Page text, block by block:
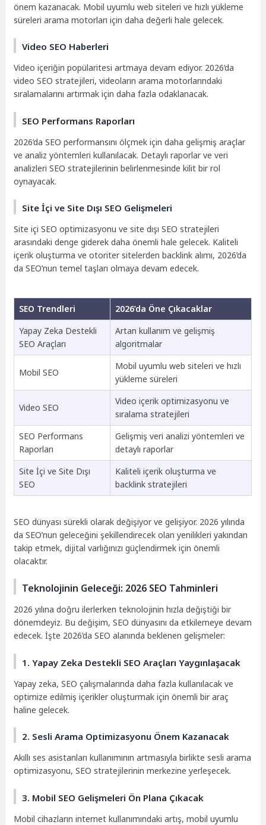
önem kazanacak. Mobil uyumlu web siteleri ve hızlı yükleme
süreleri arama motorları için daha değerli hale gelecek.
Video SEO Haberleri
Video içeriğin popülaritesi artmaya devam ediyor. 2026’da
video SEO stratejileri, videoların arama motorlarındaki
sıralamalarını artırmak için daha fazla odaklanacak.
SEO Performans Raporları
2026’da SEO performansını ölçmek için daha gelişmiş araçlar
ve analiz yöntemleri kullanılacak. Detaylı raporlar ve veri
analizleri SEO stratejilerinin belirlenmesinde kilit bir rol
oynayacak.
Site İçi ve Site Dışı SEO Gelişmeleri
Site içi SEO optimizasyonu ve site dışı SEO stratejileri
arasındaki denge giderek daha önemli hale gelecek. Kaliteli
içerik oluşturma ve otoriter sitelerden backlink alımı, 2026’da
da SEO’nun temel taşları olmaya devam edecek.
SEO Trendleri
2026’da Öne Çıkacaklar
Yapay Zeka Destekli
SEO Araçları
Artan kullanım ve gelişmiş
algoritmalar
Mobil SEO
Mobil uyumlu web siteleri ve hızlı
yükleme süreleri
Video SEO
Video içerik optimizasyonu ve
sıralama stratejileri
SEO Performans
Raporları
Gelişmiş veri analizi yöntemleri ve
detaylı raporlar
Site İçi ve Site Dışı
SEO
Kaliteli içerik oluşturma ve
backlink stratejileri
SEO dünyası sürekli olarak değişiyor ve gelişiyor. 2026 yılında
da SEO’nun geleceğini şekillendirecek olan yenilikleri yakından
takip etmek, dijital varlığınızı güçlendirmek için önemli
olacaktır.
Teknolojinin Geleceği: 2026 SEO Tahminleri
2026 yılına doğru ilerlerken teknolojinin hızla değiştiği bir
dönemdeyiz. Bu değişim, SEO dünyasını da etkilemeye devam
edecek. İşte 2026’da SEO alanında beklenen gelişmeler:
1. Yapay Zeka Destekli SEO Araçları Yaygınlaşacak
Yapay zeka, SEO çalışmalarında daha fazla kullanılacak ve
optimize edilmiş içerikler oluşturmak için önemli bir araç
haline gelecek.
2. Sesli Arama Optimizasyonu Önem Kazanacak
Akıllı ses asistanları kullanımının artmasıyla birlikte sesli arama
optimizasyonu, SEO stratejilerinin merkezine yerleşecek.
3. Mobil SEO Gelişmeleri Ön Plana Çıkacak
Mobil cihazların internet kullanımındaki artış, mobil uyumlu